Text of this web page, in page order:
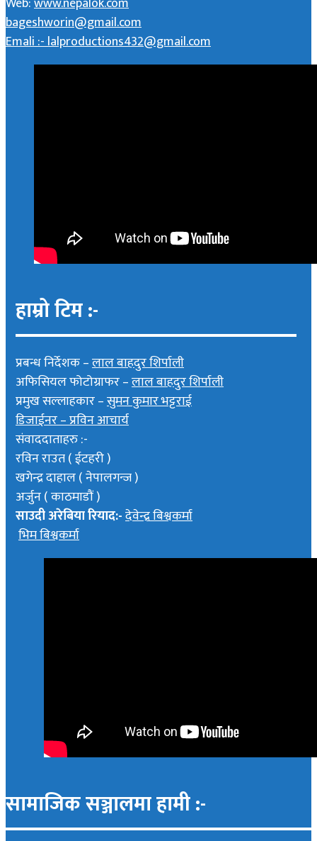
bageshworin@gmail.com
Emali :- lalproductions432@gmail.com
हाम्रो टिम :-
प्रबन्ध निर्देशक –लाल बाहदुर शिर्पाली
अफिसियल फोटोग्राफर –लाल बाहदुर शिर्पाली
प्रमुख सल्लाहकार –सुमन कुमार भट्टराई
डिजाईनर – प्रविन आचार्य
संवाददाताहरु :-
रविन राउत ( ईटहरी )
खगेन्द्र दाहाल ( नेपालगन्ज )
अर्जुन ( काठमाडौं )
साउदी अरेबिया रियाद:-देवेन्द्र बिश्वकर्मा
भिम बिश्वकर्मा
सामाजिक सञ्जालमा हामी :-